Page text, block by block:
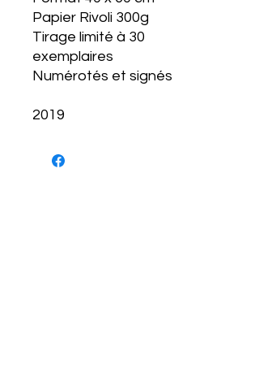
Papier Rivoli 300g
Tirage limité à 30
exemplaires
Numérotés et signés
2019